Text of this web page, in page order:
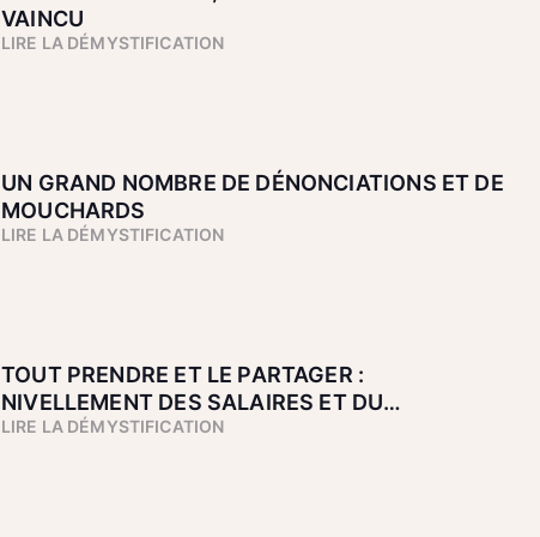
VAINCU
LIRE LA DÉMYSTIFICATION
UN GRAND NOMBRE DE DÉNONCIATIONS ET DE
MOUCHARDS
LIRE LA DÉMYSTIFICATION
TOUT PRENDRE ET LE PARTAGER :
NIVELLEMENT DES SALAIRES ET DU
LOGEMENT
LIRE LA DÉMYSTIFICATION